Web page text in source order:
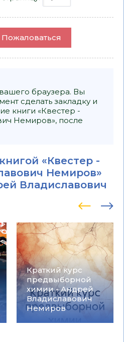
Пожаловаться
браузера. Вы
сделать закладку и
книги «Квестер -
Немиров», после
«Квестер -
Немиров»
Владиславович
Краткий курс
предвыборной
химии - Андрей
Владиславович
Немиров